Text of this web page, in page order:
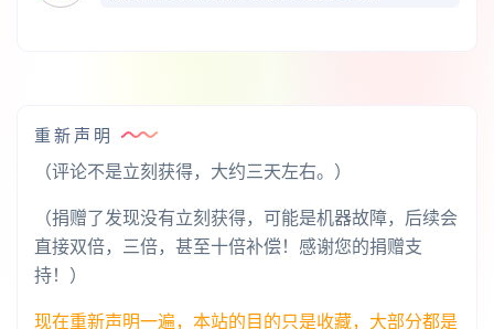
重新声明
（评论不是立刻获得，大约三天左右。）
（捐赠了发现没有立刻获得，可能是机器故障，后续会
直接双倍，三倍，甚至十倍补偿！感谢您的捐赠支
持！）
现在重新声明一遍，本站的目的只是收藏，大部分都是